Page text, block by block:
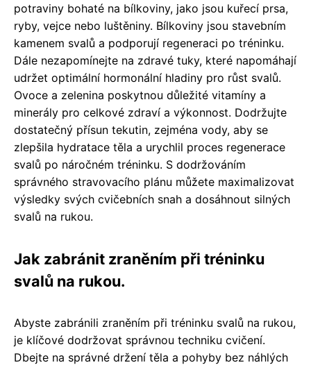
potraviny bohaté na bílkoviny, jako jsou kuřecí prsa,
ryby, vejce nebo luštěniny. Bílkoviny jsou stavebním
kamenem svalů a podporují regeneraci po tréninku.
Dále nezapomínejte na zdravé tuky, které napomáhají
udržet optimální hormonální hladiny pro růst svalů.
Ovoce a zelenina poskytnou důležité vitamíny a
minerály pro celkové zdraví a výkonnost. Dodržujte
dostatečný přísun tekutin, zejména vody, aby se
zlepšila hydratace těla a urychlil proces regenerace
svalů po náročném tréninku. S dodržováním
správného stravovacího plánu můžete maximalizovat
výsledky svých cvičebních snah a dosáhnout silných
svalů na rukou.
Jak zabránit zraněním při tréninku
svalů na rukou.
Abyste zabránili zraněním při tréninku svalů na rukou,
je klíčové dodržovat správnou techniku cvičení.
Dbejte na správné držení těla a pohyby bez náhlých